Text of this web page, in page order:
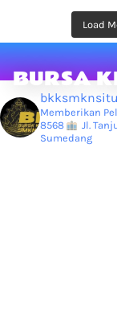
Load
BURSA
Memberikan
8568
Jl.
Sumedang